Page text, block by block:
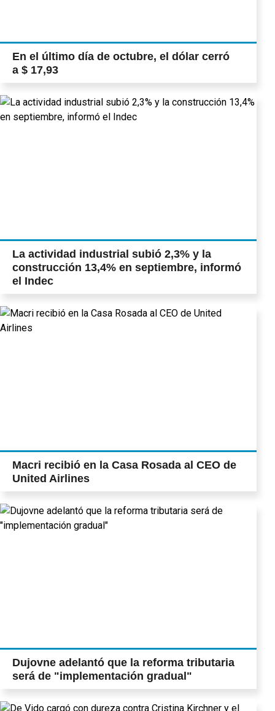
En el último día de octubre, el dólar cerró
a $ 17,93
La actividad industrial subió 2,3% y la
construcción 13,4% en septiembre, informó
el Indec
Macri recibió en la Casa Rosada al CEO de
United Airlines
Dujovne adelantó que la reforma tributaria
será de "implementación gradual"